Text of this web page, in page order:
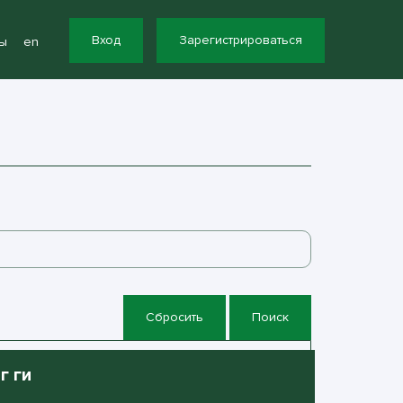
en Вход Зарегистрироваться
Сбросить Поиск
ги